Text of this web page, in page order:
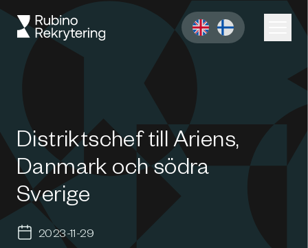
Distriktschef till Ariens,
Danmark och södra
Sverige
2023-11-29